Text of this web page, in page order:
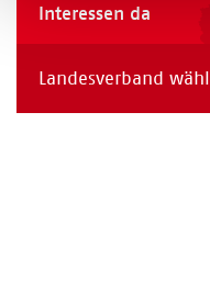
Interessen da
Wir sind auch in
Landesverband